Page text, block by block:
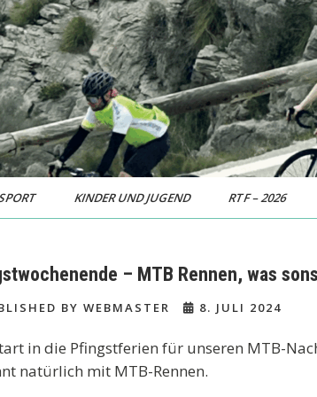
KINDER UND JUGEND RTF – 2026
– MTB Rennen, was
BY WEBMASTER 8. JULI 2024
in die Pfingstferien für unseren MTB-
natürlich mit MTB-Rennen.